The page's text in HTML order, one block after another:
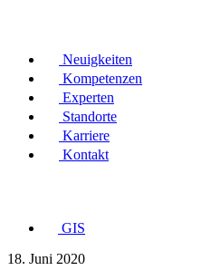
Neuigkeiten
Kompetenzen
Experten
Standorte
Karriere
Kontakt
GIS
18. Juni 2020